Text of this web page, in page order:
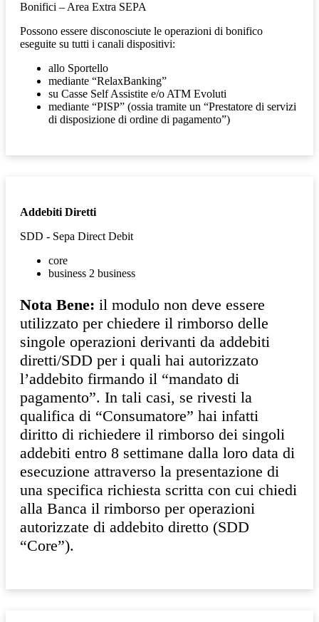
Bonifici – Area Extra SEPA
Possono essere disconosciute le operazioni di bonifico
eseguite su tutti i canali dispositivi:
allo Sportello
mediante “RelaxBanking”
su Casse Self Assistite e/o ATM Evoluti
mediante “PISP” (ossia tramite un “Prestatore di servizi
di disposizione di ordine di pagamento”)
Addebiti Diretti
SDD - Sepa Direct Debit
core
business 2 business
Nota Bene: il modulo non deve essere
utilizzato per chiedere il rimborso delle
singole operazioni derivanti da addebiti
diretti/SDD per i quali hai autorizzato
l’addebito firmando il “mandato di
pagamento”. In tali casi, se rivesti la
qualifica di “Consumatore” hai infatti
diritto di richiedere il rimborso dei singoli
addebiti entro 8 settimane dalla loro data di
esecuzione attraverso la presentazione di
una specifica richiesta scritta con cui chiedi
alla Banca il rimborso per operazioni
autorizzate di addebito diretto (SDD
“Core”).